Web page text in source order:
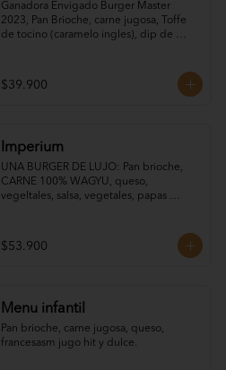
Ganadora Envigado Burger Master
2023, Pan Brioche, carne jugosa, Toffe
de tocino (caramelo ingles), dip de
$39.900
Imperium
UNA BURGER DE LUJO: Pan brioche,
CARNE 100% WAGYU, queso,
vegeltales, salsa, vegetales, papas
$53.900
Menu infantil
Pan brioche, carne jugosa, queso,
francesasm jugo hit y dulce.